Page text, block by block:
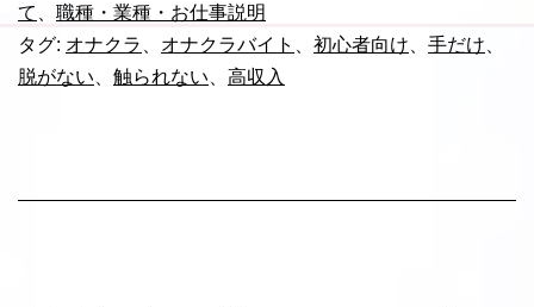
て
職種・業種・お仕事説明
タグ: オナクラ オナクラバイト 初心者向け 手だけ
脱がない
触られない 高収入